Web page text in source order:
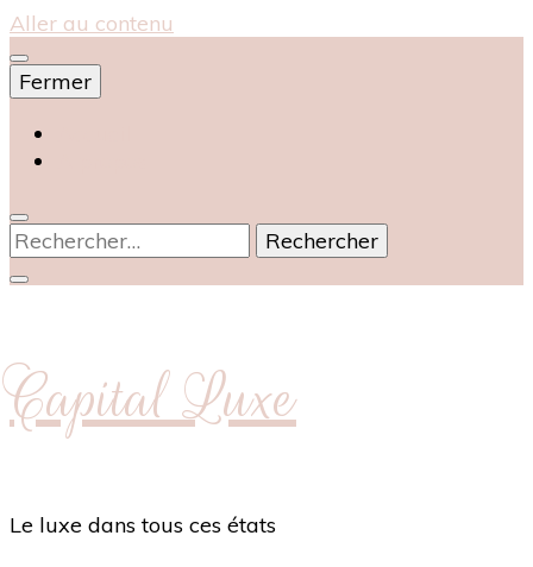
Aller au contenu
Fermer
Rechercher :
Capital Luxe
Le luxe dans tous ces états